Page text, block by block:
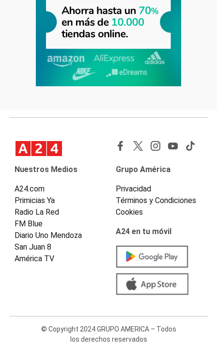
Nuestros Medios
A24.com
Primicias Ya
Radio La Red
FM Blue
Diario Uno Mendoza
San Juan 8
América TV
Grupo América
Privacidad
Términos y Condiciones
Cookies
A24 en tu móvil
© Copyright 2024 GRUPO AMERICA – Todos
los derechos reservados